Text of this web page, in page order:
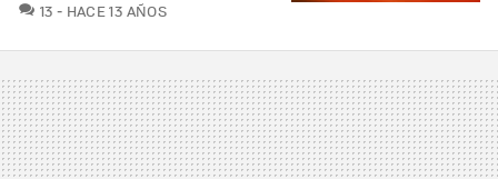
13 COMENTARIOS
HACE 13 AÑOS